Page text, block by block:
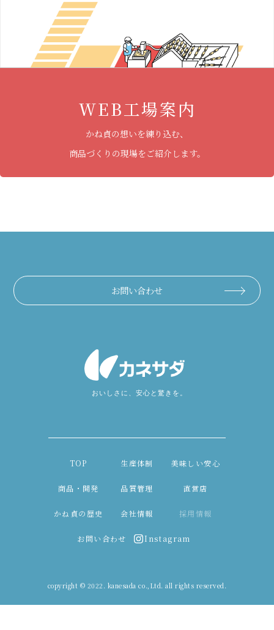
WEB工場案内
かね貞の想いを練り込む、
商品づくりの現場をご紹介します。
お問い合わせ
TOP 生産体制 美味しい安心
商品・開発 品質管理 直営店
かね貞の歴史 会社情報 採用情報
お問い合わせ Instagram
copyright © 2022. kanesada co.,Ltd. all rights reserved.